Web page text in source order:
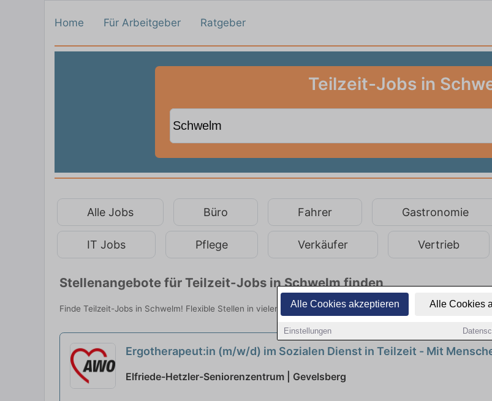
Alle Cookies akzeptieren Alle Cookies
Einstellungen
Home Für Arbeitgeber Ratgeber
Teilzeit-Jobs in
Alle Jobs Büro Fahrer Gastronomie
IT Jobs Pflege Verkäufer Vertrieb
Stellenangebote für Teilzeit-Jobs in Schwelm finden
Finde Teilzeit-Jobs in Schwelm! Flexible Stellen in vielen Branchen. Jetzt bewerben!
Ergotherapeut:in (m/w/d) im Sozialen Dienst in Teilzeit - Mit
Elfriede-Hetzler-Seniorenzentrum | Gevelsberg